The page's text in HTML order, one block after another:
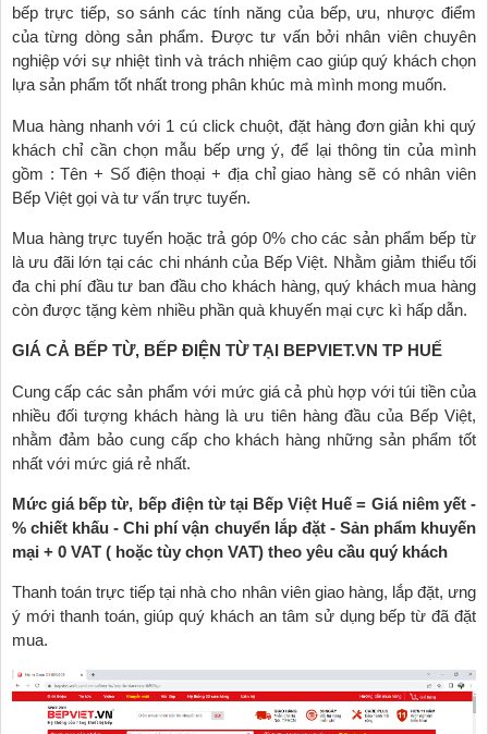
bếp trực tiếp, so sánh các tính năng của bếp, ưu, nhược điểm
của từng dòng sản phẩm. Được tư vấn bởi nhân viên chuyên
nghiệp với sự nhiệt tình và trách nhiệm cao giúp quý khách chọn
lựa sản phẩm tốt nhất trong phân khúc mà mình mong muốn.
Mua hàng nhanh với 1 cú click chuột, đặt hàng đơn giản khi quý
khách chỉ cần chọn mẫu bếp ưng ý, để lại thông tin của mình
gồm : Tên + Số điện thoại + địa chỉ giao hàng sẽ có nhân viên
Bếp Việt gọi và tư vấn trực tuyến.
Mua hàng trực tuyến hoặc trả góp 0% cho các sản phẩm bếp từ
là ưu đãi lớn tại các chi nhánh của Bếp Việt. Nhằm giảm thiểu tối
đa chi phí đầu tư ban đầu cho khách hàng, quý khách mua hàng
còn được tặng kèm nhiều phần quà khuyến mại cực kì hấp dẫn.
GIÁ CẢ BẾP TỪ, BẾP ĐIỆN TỪ TẠI BEPVIET.VN TP HUẾ
Cung cấp các sản phẩm với mức giá cả phù hợp với túi tiền của
nhiều đối tượng khách hàng là ưu tiên hàng đầu của Bếp Việt,
nhằm đảm bảo cung cấp cho khách hàng những sản phẩm tốt
nhất với mức giá rẻ nhất.
Mức giá bếp từ, bếp điện từ tại Bếp Việt Huế = Giá niêm yết -
% chiết khấu - Chi phí vận chuyển lắp đặt - Sản phẩm khuyến
mại + 0 VAT ( hoặc tùy chọn VAT) theo yêu cầu quý khách
Thanh toán trực tiếp tại nhà cho nhân viên giao hàng, lắp đặt, ưng
ý mới thanh toán, giúp quý khách an tâm sử dụng bếp từ đã đặt
mua.